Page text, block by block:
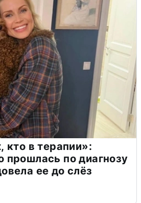
кто в терапии»:
прошлась по диагнозу
ее до слёз